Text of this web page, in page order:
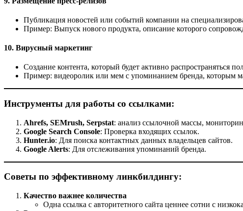
Публикация новостей или событий компании на
Пример: Выпуск нового продукта, описание которого
10. Вирусный маркетинг
Создание контента, который будет активно распространяться
Пример: видеоролик или мем с упоминанием бренда, которым
Инструменты для работы со ссылками:
Ahrefs, SEMrush, Serpstat: анализ ссылочной массы,
Google Search Console: Проверка входящих ссылок.
Hunter.io: Для поиска контактных данных владельцев сайтов.
Google Alerts: Для отслеживания упоминаний бренда.
Советы по эффективному линкбилдингу:
Качество важнее количества
Одна ссылка с авторитетного сайта ценнее сотни с